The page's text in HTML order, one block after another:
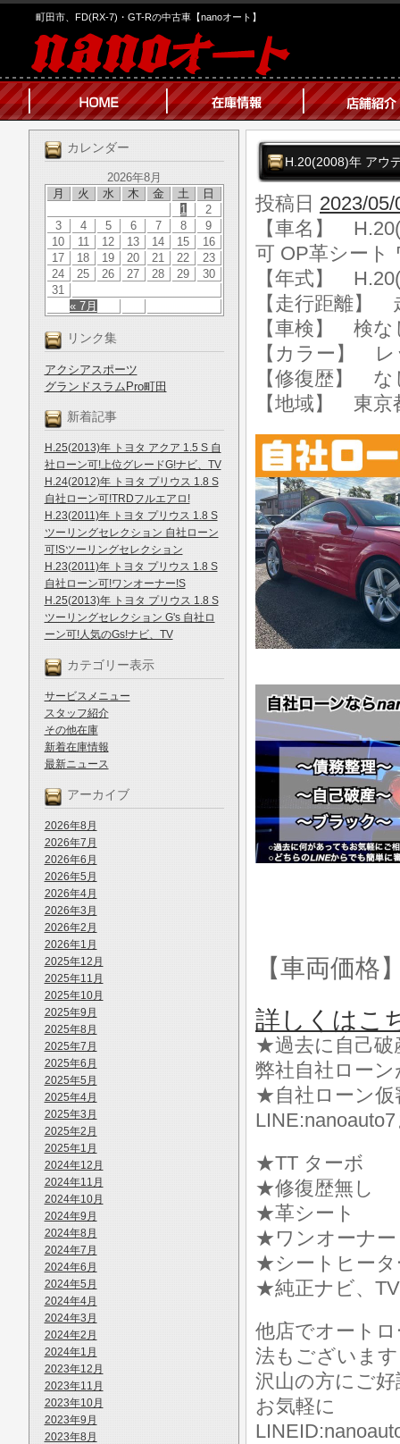
町田市、FD(RX-7)・GT-Rの中古車【nanoオート】
カレンダー
2026年8月
月
火 水 木 金 土 日
« 7月
1
2
3
4 5 6 7 8
9
10
11 12 13 14 15
16
17
18 19 20 21 22
23
24
25 26 27 28 29
30
31
リンク集
アクシアスポーツ
グランドスラムPro町田
新着記事
H.25(2013)年 トヨタ アクア 1.5 S 自
社ローン可!上位グレードG!ナビ、TV
H.24(2012)年 トヨタ プリウス 1.8 S
自社ローン可!TRDフルエアロ!
H.23(2011)年 トヨタ プリウス 1.8 S
ツーリングセレクション 自社ローン
可!Sツーリングセレクション
H.23(2011)年 トヨタ プリウス 1.8 S
自社ローン可!ワンオーナー!S
H.25(2013)年 トヨタ プリウス 1.8 S
ツーリングセレクション G's 自社ロ
ーン可!人気のGs!ナビ、TV
カテゴリー表示
サービスメニュー
スタッフ紹介
その他在庫
新着在庫情報
最新ニュース
アーカイブ
2026年8月
2026年7月
2026年6月
2026年5月
2026年4月
2026年3月
2026年2月
2026年1月
2025年12月
2025年11月
2025年10月
2025年9月
2025年8月
2025年7月
2025年6月
2025年5月
2025年4月
2025年3月
2025年2月
2025年1月
2024年12月
2024年11月
2024年10月
2024年9月
2024年8月
2024年7月
2024年6月
2024年5月
2024年4月
2024年3月
2024年2月
2024年1月
2023年12月
2023年11月
2023年10月
2023年9月
2023年8月
H.20(2008)年 アウ
投稿日 2023/05/
【車名】
可 OP革シート
【年式】
【走行距離】
【車検】 検な
【カラー】
【修復歴】 な
【地域】 東京
【車両価格
詳しくはこ
★過去に自己破
弊社自社ロー
★自社ローン仮
★TT ターボ
★修復歴無し
★革シート
★ワンオーナー
★シートヒータ
★純正ナビ、TV
他店でオート
法もございま
沢山の方にご
お気軽に